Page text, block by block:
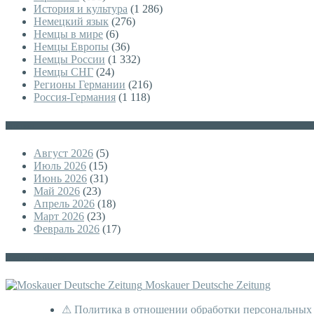
История и культура (1 286)
Немецкий язык (276)
Немцы в мире (6)
Немцы Европы (36)
Немцы России (1 332)
Немцы СНГ (24)
Регионы Германии (216)
Россия-Германия (1 118)
Август 2026 (5)
Июль 2026 (15)
Июнь 2026 (31)
Май 2026 (23)
Апрель 2026 (18)
Март 2026 (23)
Февраль 2026 (17)
Moskauer Deutsche Zeitung
⚠ Политика в отношении обработки